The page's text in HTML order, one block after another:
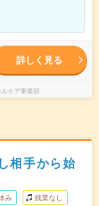
詳しく見る
ケア事業部
相手から始
み 残業なし